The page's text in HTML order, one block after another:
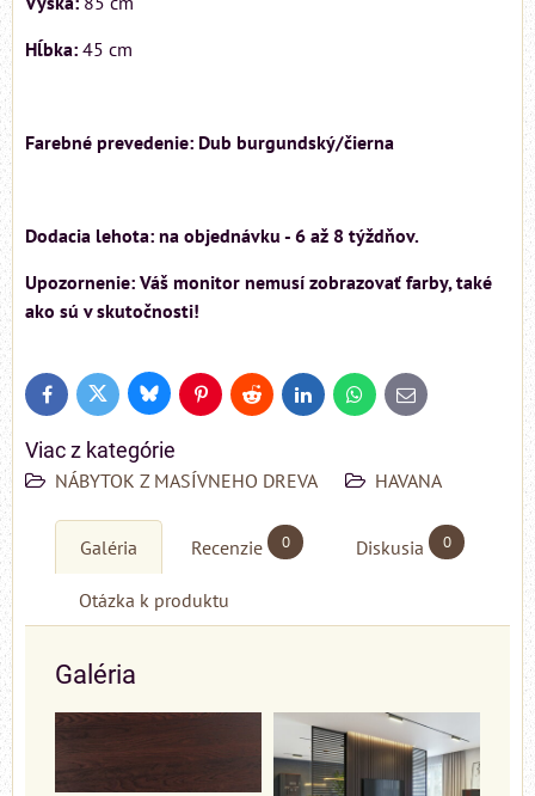
Hĺbka: 45 cm
Farebné prevedenie: Dub burgundský/čierna
Dodacia lehota: na objednávku - 6 až 8 týždňov.
Upozornenie: Váš monitor nemusí zobrazovať farby, také
ako sú v skutočnosti!
FacebookTwitter BlueskyPinterestReddit LinkedInWhatsApp
E-
mail
Viac z kategórie
NÁBYTOK Z MASÍVNEHO DREVA HAVANA
Galéria Recenzie 0 Diskusia 0
Otázka k produktu
Galéria